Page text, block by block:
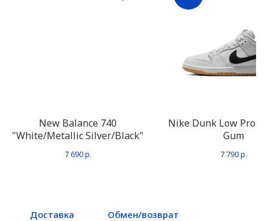
New Balance 740
"White/Metallic Silver/Black"
7 690 р.
Nike Dunk Low Pro
Gum
7 790 р.
Доставка
Обмен/возврат